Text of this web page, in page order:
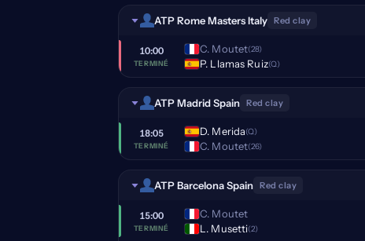
ATP Rome Masters Italy Red clay
10:00
TERMINÉ
C. Moutet(28)
P. Llamas Ruiz(Q)
ATP Madrid Spain Red clay
18:05
TERMINÉ
D. Merida(Q)
C. Moutet(26)
ATP Barcelona Spain Red clay
15:00
TERMINÉ
C. Moutet
L. Musetti(2)